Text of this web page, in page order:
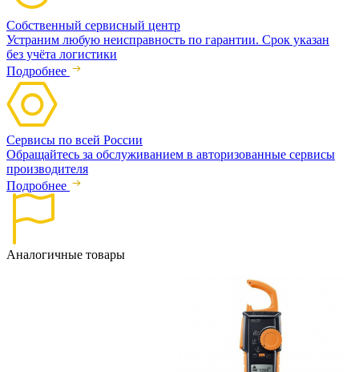
Собственный сервисный центр
Устраним любую неисправность по гарантии. Срок указан
без учёта логистики
Подробнее
Сервисы по всей России
Обращайтесь за обслуживанием в авторизованные сервисы
производителя
Подробнее
Аналогичные товары